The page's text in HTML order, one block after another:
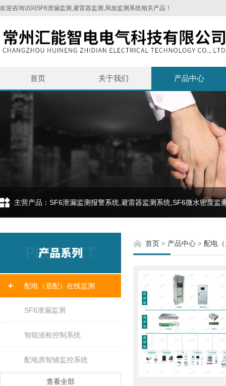
欢迎咨询访问SF6泄漏监测,避雷器监测,局放监测系统相关产品！
首页 关于我们 产品中心
配电（居配）在线监测
SF6泄漏监测
智能巡检控制系统
配电房智辅监控系统
查看全部
首页 > 产品中心 > 配电